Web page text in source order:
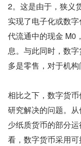
2。这是由于，狭义
实现了电子化或数
代流通中的现金 M0
息。与此同时，数
多是零售，对于机构
相比之下，数字货
研究解决的问题。
少纸质货币的部分
看，数字货币采用